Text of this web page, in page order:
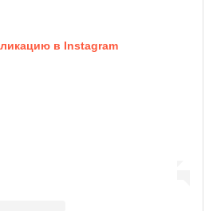
в Instagram